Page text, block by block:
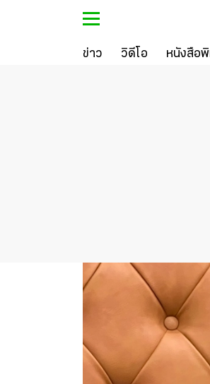
ข่าว วิดีโอ หนังสือ